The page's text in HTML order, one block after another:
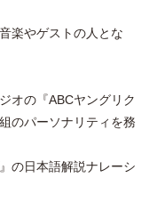
楽やゲストの人とな
オの『ABCヤングリク
のパーソナリティを務
の日本語解説ナレーシ